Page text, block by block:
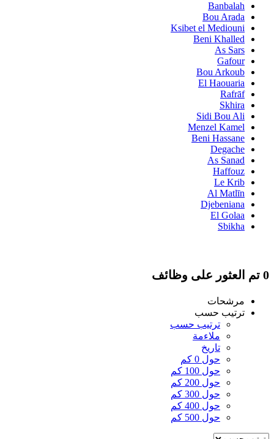
Banbalah
Bou Arada
Ksibet el Mediouni
Beni Khalled
As Sars
Gafour
Bou Arkoub
El Haouaria
Rafrāf
Skhira
Sidi Bou Ali
Menzel Kamel
Beni Hassane
Degache
As Sanad
Haffouz
Le Krib
Al Matlīn
Djebeniana
El Golaa
Sbikha
0 تم العثور على وظائف
مرشحات
ترتيب حسب
ترتيب حسب
ملاءمة
تاريخ
حول 0 كم
حول 100 كم
حول 200 كم
حول 300 كم
حول 400 كم
حول 500 كم